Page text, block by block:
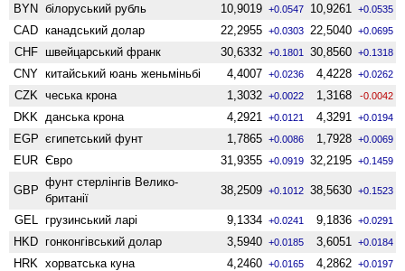
BYN білоруський рубль 10,9019 +0.0547 10,9261 +0.0535
CAD канадський долар 22,2955 +0.0303 22,5040 +0.0695
CHF швейцарський франк 30,6332 +0.1801 30,8560 +0.1318
CNY китайський юань женьмiньбi 4,4007 +0.0236 4,4228 +0.0262
CZK чеська крона 1,3032 +0.0022 1,3168 -0.0042
DKK данська крона 4,2921 +0.0121 4,3291 +0.0194
EGP єгипетський фунт 1,7865 +0.0086 1,7928 +0.0069
EUR Євро 31,9355 +0.0919 32,2195 +0.1459
GBP
фунт стерлінгів Велико­
британії
38,2509 +0.1012 38,5630 +0.1523
GEL грузинський ларі 9,1334 +0.0241 9,1836 +0.0291
HKD гонконгівський долар 3,5940 +0.0185 3,6051 +0.0184
HRK хорватська куна 4,2460 +0.0165 4,2862 +0.0197